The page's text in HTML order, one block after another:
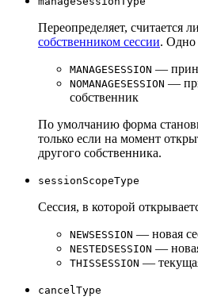
Переопределяет, считается
собственником сессии. Одно
MANAGESESSION —
NOMANAGESESSION —
собственник
По умолчанию форма
только если на момент
другого собственника.
sessionScopeType
Сессия, в которой
NEWSESSION — новая
NESTEDSESSION —
THISSESSION —
cancelType